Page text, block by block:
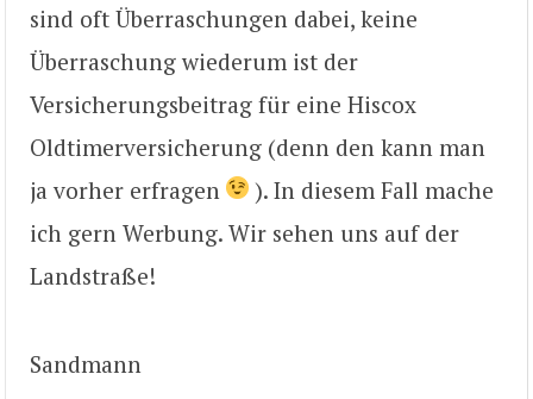
sind oft Überraschungen dabei, keine
Überraschung wiederum ist der
Versicherungsbeitrag für eine Hiscox
Oldtimerversicherung (denn den kann man
ja vorher erfragen
). In diesem Fall mache
ich gern Werbung. Wir sehen uns auf der
Landstraße!
Sandmann